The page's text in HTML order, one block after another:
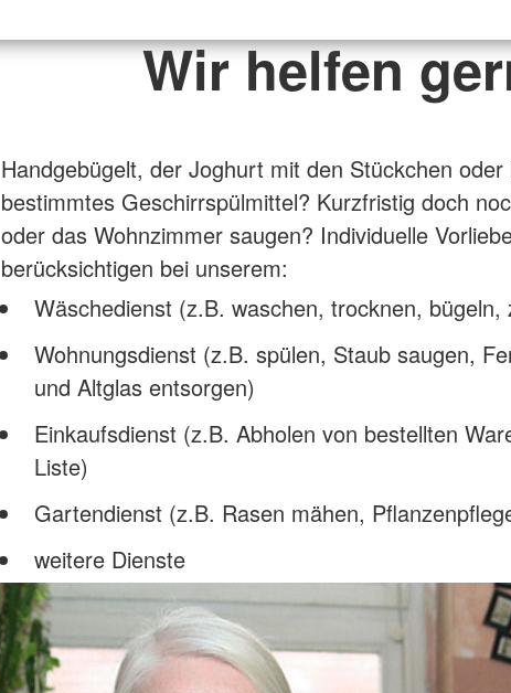
Wir helfen
Handgebügelt, der Joghurt mit den Stückchen oder
bestimmtes Geschirrspülmittel? Kurzfristig doch
oder das Wohnzimmer saugen? Individuelle
berücksichtigen bei unserem:
Wäschedienst (z.B. waschen, trocknen, bügeln,
Wohnungsdienst (z.B. spülen, Staub saugen,
und Altglas entsorgen)
Einkaufsdienst (z.B. Abholen von bestellten
Liste)
Gartendienst (z.B. Rasen mähen,
weitere Dienste